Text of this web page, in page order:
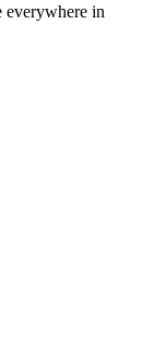
everywhere in